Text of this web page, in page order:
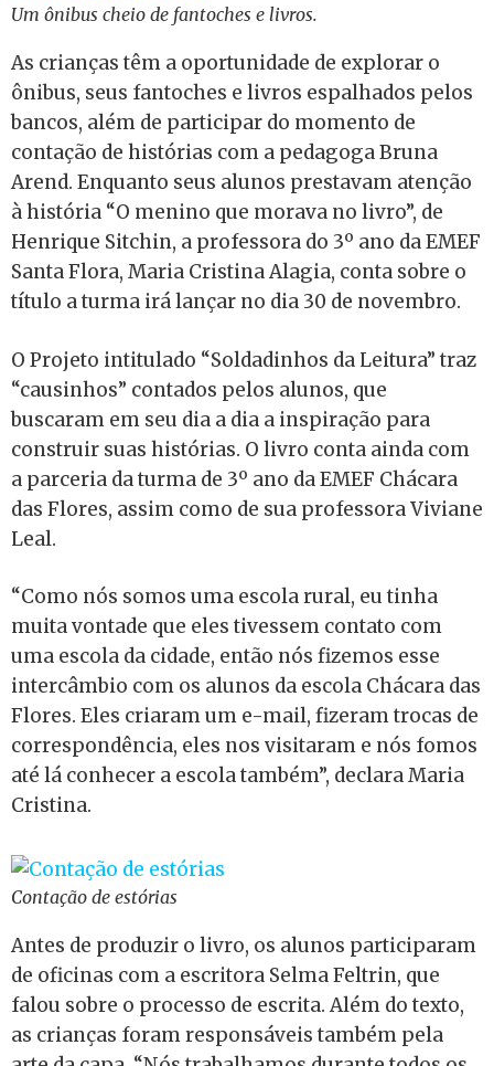
Um ônibus cheio de fantoches e livros.
As crianças têm a oportunidade de explorar o
ônibus, seus fantoches e livros espalhados pelos
bancos, além de participar do momento de
contação de histórias com a pedagoga Bruna
Arend. Enquanto seus alunos prestavam atenção
à história “O menino que morava no livro”, de
Henrique Sitchin, a professora do 3º ano da EMEF
Santa Flora, Maria Cristina Alagia, conta sobre o
título a turma irá lançar no dia 30 de novembro.
O Projeto intitulado “Soldadinhos da Leitura” traz
“causinhos” contados pelos alunos, que
buscaram em seu dia a dia a inspiração para
construir suas histórias. O livro conta ainda com
a parceria da turma de 3º ano da EMEF Chácara
das Flores, assim como de sua professora Viviane
Leal.
“Como nós somos uma escola rural, eu tinha
muita vontade que eles tivessem contato com
uma escola da cidade, então nós fizemos esse
intercâmbio com os alunos da escola Chácara das
Flores. Eles criaram um e-mail, fizeram trocas de
correspondência, eles nos visitaram e nós fomos
até lá conhecer a escola também”, declara Maria
Cristina.
Contação de estórias
Antes de produzir o livro, os alunos participaram
de oficinas com a escritora Selma Feltrin, que
falou sobre o processo de escrita. Além do texto,
as crianças foram responsáveis também pela